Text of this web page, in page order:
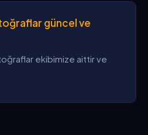
güncel ve
ekibimize aittir ve